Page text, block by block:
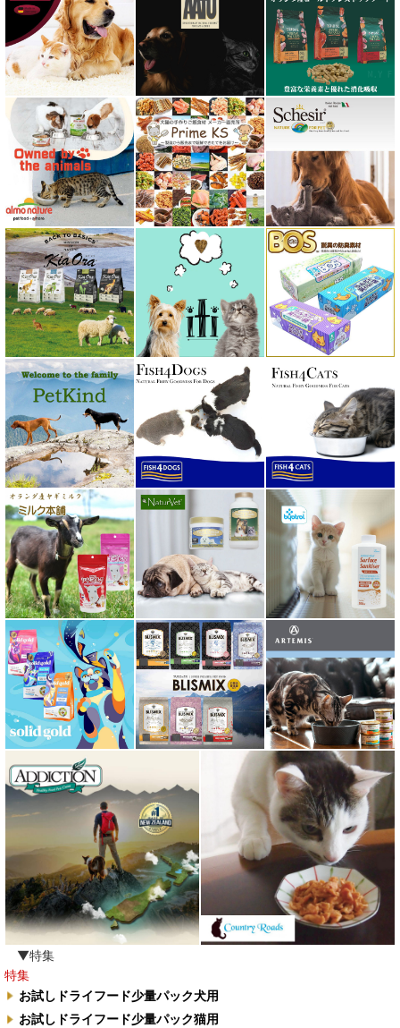
▼特集
特集
お試しドライフード少量パック犬用
お試しドライフード少量パック猫用